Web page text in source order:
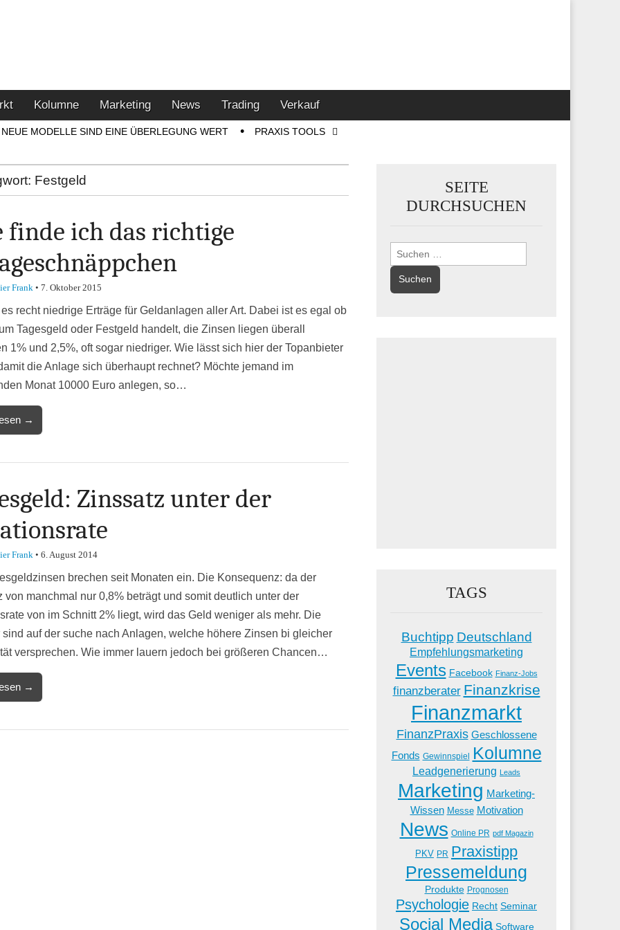
Kolumne Marketing News Trading Verkauf
NEUE MODELLE SIND EINE ÜBERLEGUNG WERT PRAXIS TOOLS
Festgeld
finde ich das richtige
Frank• 7. Oktober 2015
recht niedrige Erträge für Geldanlagen aller Art. Dabei ist es egal ob
Tagesgeld oder Festgeld handelt, die Zinsen liegen überall
1% und 2,5%, oft sogar niedriger. Wie lässt sich hier der Topanbieter
die Anlage sich überhaupt rechnet? Möchte jemand im
Monat 10000 Euro anlegen, so…
→
Zinssatz unter der
Frank • 6. August 2014
brechen seit Monaten ein. Die Konsequenz: da der
von manchmal nur 0,8% beträgt und somit deutlich unter der
von im Schnitt 2% liegt, wird das Geld weniger als mehr. Die
auf der suche nach Anlagen, welche höhere Zinsen bi gleicher
versprechen. Wie immer lauern jedoch bei größeren Chancen…
→
SEITE
DURCHSUCHEN
Suchen
nach:
TAGS
Buchtipp Deutschland
Empfehlungsmarketing
Events Facebook Finanz-Jobs
finanzberater Finanzkrise
Finanzmarkt
FinanzPraxis Geschlossene
Fonds Gewinnspiel Kolumne
Leadgenerierung Leads
Marketing Marketing-
Wissen Messe Motivation
News Online PR pdf Magazin
PKV PR Praxistipp
Pressemeldung
Produkte Prognosen
Psychologie Recht Seminar
Social Media Software